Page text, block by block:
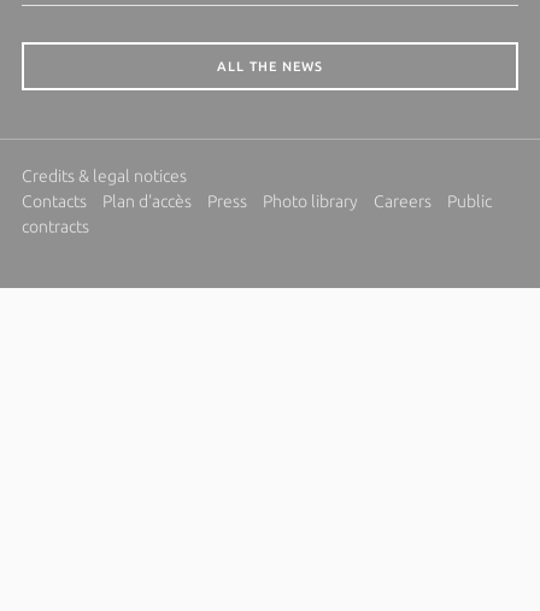
ALL THE NEWS
Credits & legal notices
Contacts
Plan d'accès Press Photo library Careers
Public
contracts